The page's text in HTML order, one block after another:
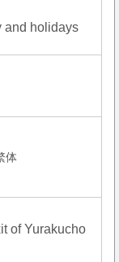
and holidays
体
of Yurakucho